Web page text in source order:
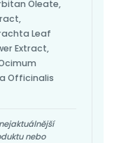
Oleate,
Leaf
Extract,
Officinalis
nebo